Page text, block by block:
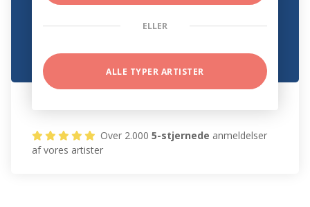
ELLER
ALLE TYPER ARTISTER
Over 2.0005-stjernede anmeldelser
af vores artister